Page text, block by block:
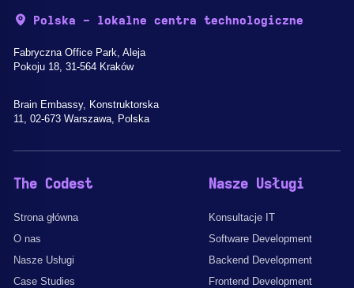
Polska - lokalne centra technologiczne
Fabryczna Office Park, Aleja
Pokoju 18, 31-564 Kraków
Brain Embassy, Konstruktorska
11, 02-673 Warszawa, Polska
The Codest
Strona główna
O nas
Nasze Usługi
Case Studies
Nasze Usługi
Konsultacje IT
Software Development
Backend Development
Frontend Development